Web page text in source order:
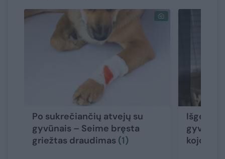
Po sukrečiančių atvejų su
gyvūnais – Seime bręsta
griežtas draudimas (1)